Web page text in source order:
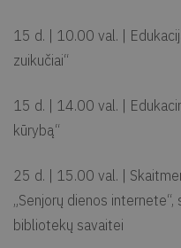
15 d. | 10.00 val. |
zuikučiai“
15 d. | 14.00 val. |
kūrybą“
25 d. | 15.00 val. |
„Senjorų dienos
bibliotekų savaitei